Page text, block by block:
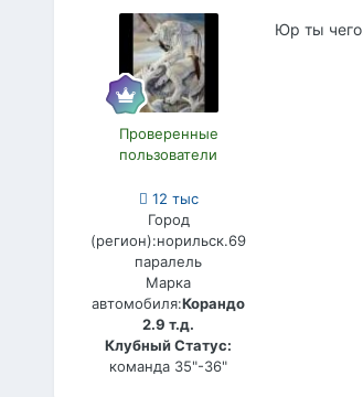
Проверенные
пользователи
12 тыс
Город
(регион):норильск.69
паралель
Марка
автомобиля:Корандо
2.9 т.д.
Клубный Статус:
команда 35"-36"
Юр ты